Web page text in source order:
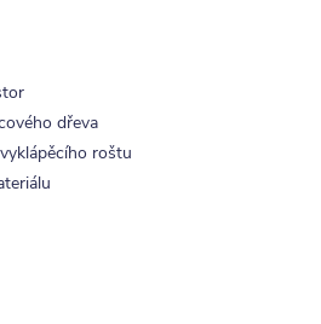
dřeva
roštu